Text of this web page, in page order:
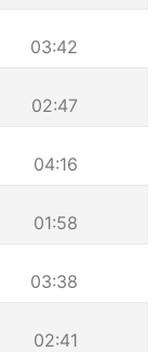
03:42
02:47
04:16
01:58
03:38
02:41